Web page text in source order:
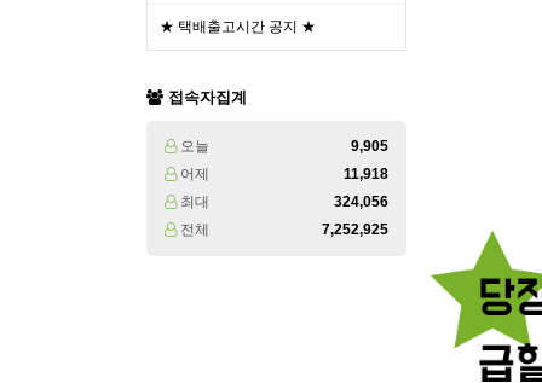
★ 택배출고시간 공지 ★
접속자집계
오늘
9,905
어제
11,918
최대
324,056
전체
7,252,925